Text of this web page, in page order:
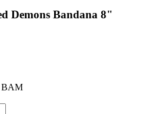
Demons Bandana 8"
BAM